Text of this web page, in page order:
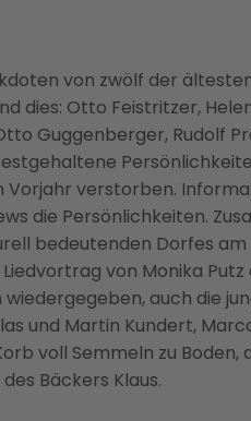
von zwölf der
dies: Otto Feistritzer,
Guggenberger, Rudolf
Vorjahr verstorben.
die Persönlichkeiten.
bedeutenden Dorfes am
von Monika
auch die
und Martin Kundert,
voll Semmeln zu Boden,
Bäckers Klaus.